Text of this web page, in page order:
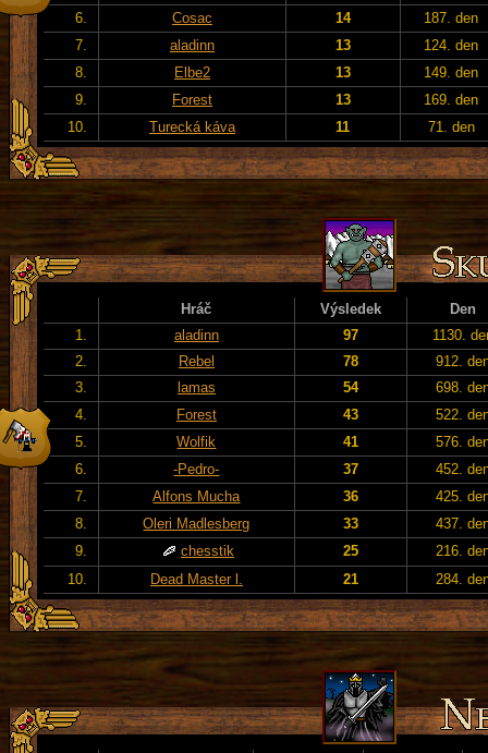
6.
Cosac 14
187. den
7.
aladinn 13
124. den
8.
Elbe2 13
149. den
9.
Forest 13
169. den
10.
Turecká káva 11 71. den
Hráč Výsledek
Den
1.
aladinn 97
1130.
2.
Rebel 78
912.
3.
lamas 54
698.
4.
Forest 43
522.
5.
Wolfik 41
576.
6.
-Pedro- 37
452.
7.
Alfons Mucha 36
425.
8.
Oleri Madlesberg 33
437.
9.
chesstik 25
216.
10.
Dead Master l. 21 284.